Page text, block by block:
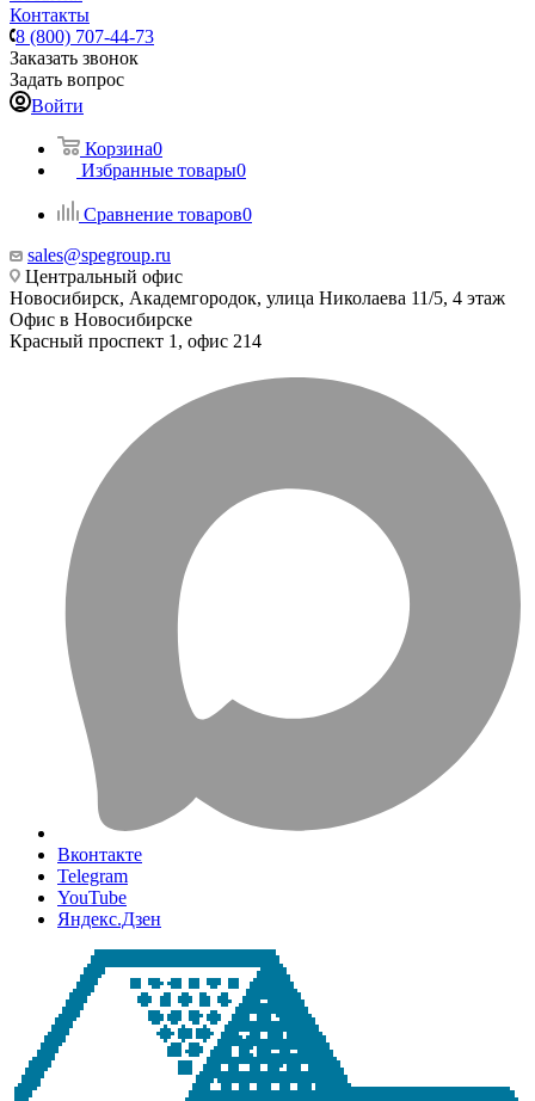
Контакты
8 (800) 707-44-73
Заказать звонок
Задать вопрос
Войти
Корзина0
Избранные товары0
Сравнение товаров0
sales@spegroup.ru
Центральный офис
Новосибирск, Академгородок, улица Николаева 11/5, 4 этаж
Офис в Новосибирске
Красный проспект 1, офис 214
Вконтакте
Telegram
YouTube
Яндекс.Дзен